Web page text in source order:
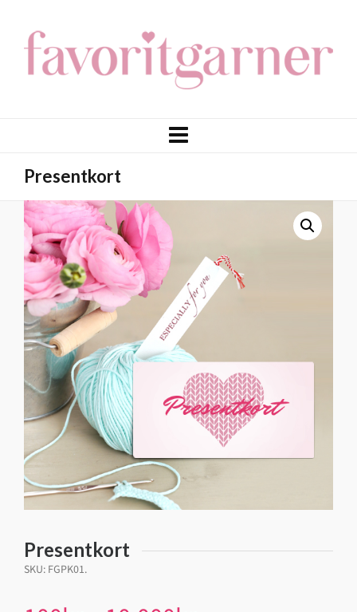
Presentkort
Presentkort
SKU: FGPK01.